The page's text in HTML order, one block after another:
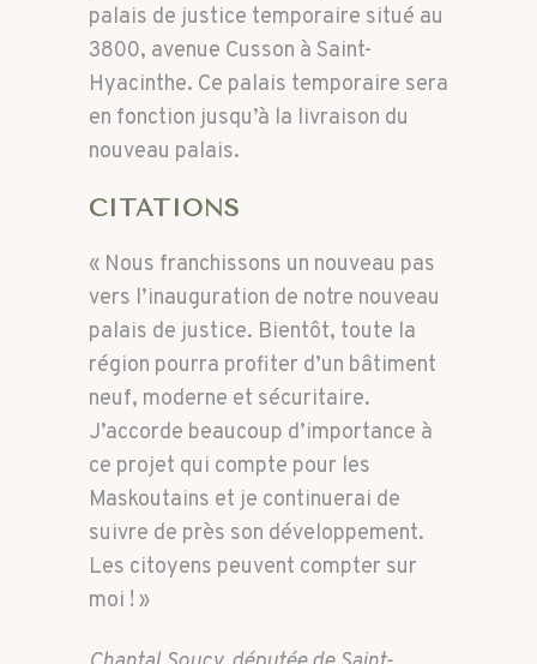
palais de justice temporaire situé au
3800, avenue Cusson à Saint-
Hyacinthe. Ce palais temporaire sera
en fonction jusqu’à la livraison du
nouveau palais.
CITATIONS
« Nous franchissons un nouveau pas
vers l’inauguration de notre nouveau
palais de justice. Bientôt, toute la
région pourra profiter d’un bâtiment
neuf, moderne et sécuritaire.
J’accorde beaucoup d’importance à
ce projet qui compte pour les
Maskoutains et je continuerai de
suivre de près son développement.
Les citoyens peuvent compter sur
moi ! »